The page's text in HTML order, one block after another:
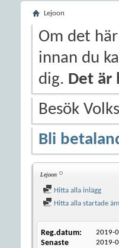
Lejoon
Om det
innan du
dig. Det är
Besök
Bli
Lejoon
Hitta alla inlägg
Hitta alla startade
Reg.datum 2019-
Senaste
2019-